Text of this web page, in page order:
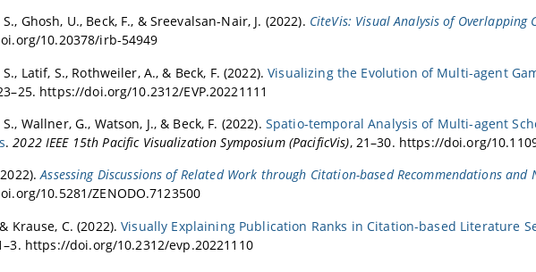
Ghosh, U., Beck, F., & Sreevalsan-Nair, J. (2022). CiteVis: Visual Analysis of
10.20378/irb-54949
Latif, S., Rothweiler, A., & Beck, F. (2022).Visualizing the Evolution of Multi-agent
https://doi.org/10.2312/EVP.20221111
Wallner, G., Watson, J., & Beck, F. (2022). Spatio-temporal Analysis of Multi-agent
.2022 IEEE 15th Pacific Visualization Symposium (PacificVis), 21–30. https://doi.org/
Assessing Discussions of Related Work through Citation-based Recommendations
10.5281/ZENODO.7123500
Krause, C. (2022).Visually Explaining Publication Ranks in Citation-based Literature
https://doi.org/10.2312/evp.20221110